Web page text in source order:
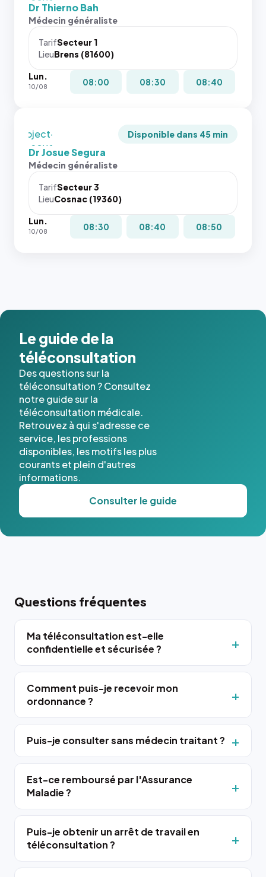
l'annuaire
dans ce
cas. #}
Sans ces
navigateur
pas la
place, et
dernières
images de
l'annuaire
dans ce
cas. #}
Dr Thierno Bah
Médecin généraliste
TarifSecteur 1
LieuBrens (81600)
Lun.
10/08 08:00 08:30 08:40
et un
rapport 1:1
juste à
toutes les
puisque la
`object-
fit: cover`.
Sans ces
navigateur
pas la
place, et
cas. #}
Disponible dans 45 min
Dr Josue Segura
Médecin généraliste
TarifSecteur 3
LieuCosnac (19360)
Lun.
10/08 08:30 08:40 08:50
Le guide de la
téléconsultation
Des questions sur la
téléconsultation ? Consultez
notre guide sur la
téléconsultation médicale.
Retrouvez à qui s'adresse ce
service, les professions
disponibles, les motifs les plus
courants et plein d'autres
informations.
Consulter le guide
Questions fréquentes
Ma téléconsultation est-elle
confidentielle et sécurisée ?
Comment puis-je recevoir mon
ordonnance ?
Puis-je consulter sans médecin traitant ?
Est-ce remboursé par l'Assurance
Maladie ?
Puis-je obtenir un arrêt de travail en
téléconsultation ?